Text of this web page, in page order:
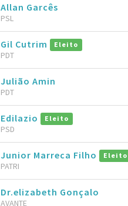
Allan Garcês
PSL
Gil Cutrim Eleito
PDT
Julião Amin
PDT
Edilazio Eleito
PSD
Junior Marreca Filho Eleito
PATRI
Dr.elizabeth Gonçalo
AVANTE